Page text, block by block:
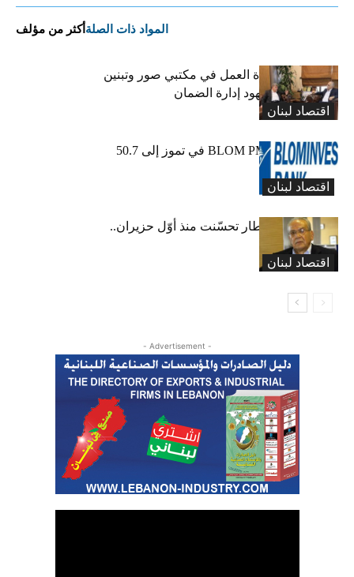
المواد ذات الصلة أكثر من مؤلف
اقتصاد لبنان
كركي يعلن عودة العمل في مكتبي صور وتبنين
وطليس ينوّه بجهود إدارة الضمان
اقتصاد لبنان
ارتفاع مؤشر BLOM PMI في تموز إلى 50.7
نقطة
اقتصاد لبنان
عبود: حركة المطار تحسّنت منذ أوّل حزيران..
ولكن
- Advertisement -